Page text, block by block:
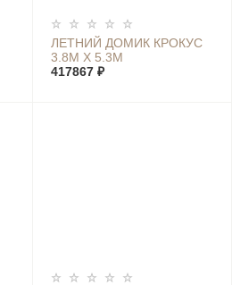
ЛЕТНИЙ ДОМИК КРОКУС
3.8М Х 5.3М
417867 ₽